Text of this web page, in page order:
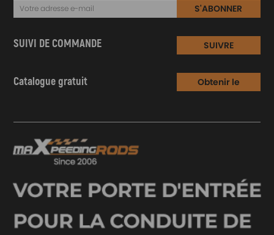
S'ABONNER
SUIVI DE COMMANDE SUIVRE
Catalogue gratuit
Obtenir le